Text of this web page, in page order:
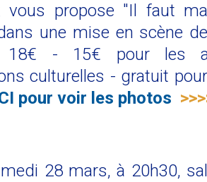
vous propose "Il faut
une mise en scène
18€ - 15€ pour les
culturelles - gratuit
pour voir les photos
28 mars, à 20h30,